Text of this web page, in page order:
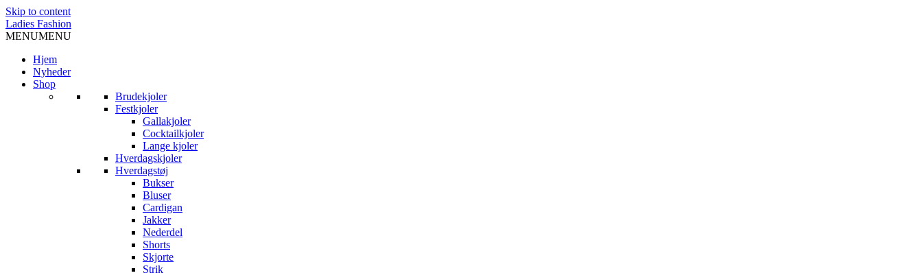
Skip to content
Ladies Fashion
MENUMENU
Hjem
Nyheder
Shop
Brudekjoler
Festkjoler
Gallakjoler
Cocktailkjoler
Lange kjoler
Hverdagskjoler
Hverdagstøj
Bukser
Bluser
Cardigan
Jakker
Nederdel
Shorts
Skjorte
Strik